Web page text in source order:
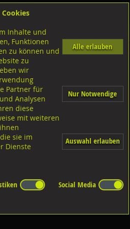
geschweisste Ringe
zutreffenden Artikel gefunden...
Inhalte und
Funktionen
zu können und
zu
wir
Partner für
Analysen
diese
mit weiteren
sie im
Dienste
Alle erlauben
Nur Notwendige
Auswahl erlauben
Social Media